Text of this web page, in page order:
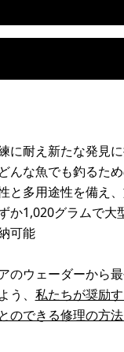
に耐え新たな発見
んな魚でも釣るた
と多用途性を備え
か1,020グラムで大
可能
のウェーダーから
う、 私たちが奨励
のできる修理の方法